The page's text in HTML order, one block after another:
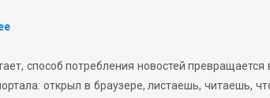
способ потребления новостей превращается
открыл в браузере, листаешь, читаешь,